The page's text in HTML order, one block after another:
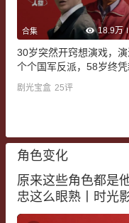
合集 18.9万
30岁突然开窍想演戏，
个个国军反派，58岁终凭
撕掉标签
剧光宝盒 25评
角色变化
原来这些角色都是
忠这么眼熟丨时光